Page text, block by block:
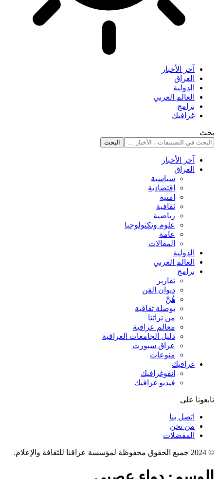
آخر الأخبار
العراق
الدولية
العالم العربي
برامج
غرافيك
بحث
آخر الأخبار
العراق
سياسية
اقتصادية
امنية
ثقافية
رياضية
علوم وتكنولوجيا
عامة
المقالات
الدولية
العالم العربي
برامج
تقارير
ديوان الفن
هُنَّ
بوصلة ثقافية
من تراثنا
معالم عراقية
دليل الجامعات العراقية
عراق سبورت
منوعات
غرافيك
انفوغرافيك
فيديو غرافيك
تابعونا على
اتصل بنا
من نحن
المفضلات
© 2024 جميع الحقوق محفوظة لمؤسسة عراقنا للثقافة والإعلام.